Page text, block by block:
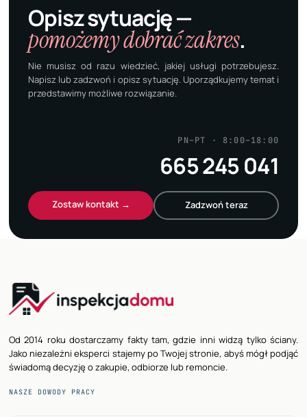
Opisz sytuację —
pomożemy dobrać zakres.
Nie musisz od razu wiedzieć, jakiej usługi potrzebujesz.
Napisz lub zadzwoń i opisz sytuację. Uporządkujemy temat i
przedstawimy możliwe rozwiązanie.
PN–PT · 8:00–18:00
665 245 041
Zostaw kontakt → Zadzwoń teraz
Od 2014 roku dostarczamy fakty tam, gdzie inni widzą tylko ściany.
Jako niezależni eksperci stajemy po Twojej stronie, abyś mógł podjąć
świadomą decyzję o zakupie, odbiorze lub remoncie.
NASZE DOWODY PRACY